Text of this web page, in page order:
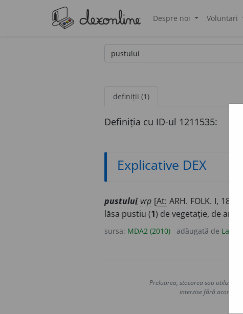
Despre noi Voluntari
definiții (1)
Definiția cu ID-ul 1211535:
Explicative DEX
pustului vrp [At: ARH. FOLK. I, 180 /
lăsa pustiu (1) de vegetație, de
sursa: MDA2 (2010) adăugată de
Preluarea, stocarea sau
interzise fără acordul